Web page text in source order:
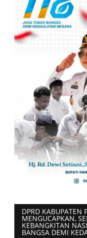
DPRD KABUPATEN
MENGUCAPKAN,
KEBANGKITAN
BANGSA DEMI